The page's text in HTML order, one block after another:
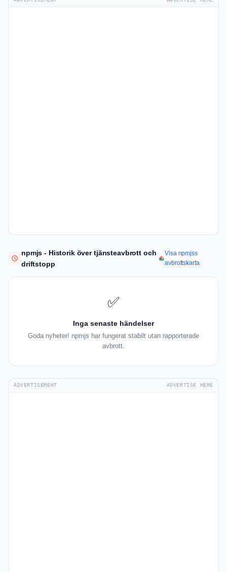
npmjs - Historik över tjänsteavbrott och
driftstopp
Visa npmjss
avbrottskarta
✅
Inga senaste händelser
Goda nyheter! npmjs har fungerat stabilt utan rapporterade
avbrott.
ADVERTISEMENT ADVERTISE HERE